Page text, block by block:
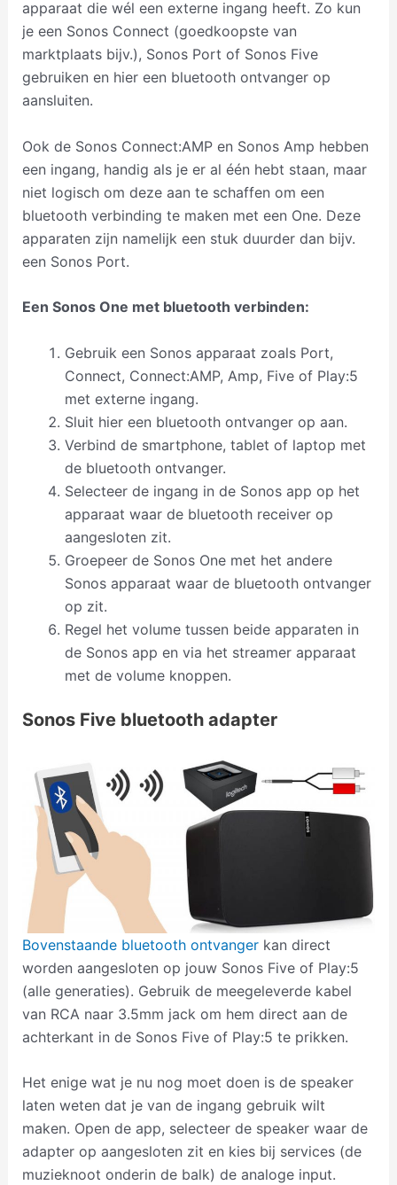
apparaat die wél een externe ingang heeft. Zo kun
je een Sonos Connect (goedkoopste van
marktplaats bijv.), Sonos Port of Sonos Five
gebruiken en hier een bluetooth ontvanger op
aansluiten.
Ook de Sonos Connect:AMP en Sonos Amp hebben
een ingang, handig als je er al één hebt staan, maar
niet logisch om deze aan te schaffen om een
bluetooth verbinding te maken met een One. Deze
apparaten zijn namelijk een stuk duurder dan bijv.
een Sonos Port.
Een Sonos One met bluetooth verbinden:
Gebruik een Sonos apparaat zoals Port,
Connect, Connect:AMP, Amp, Five of Play:5
met externe ingang.
Sluit hier een bluetooth ontvanger op aan.
Verbind de smartphone, tablet of laptop met
de bluetooth ontvanger.
Selecteer de ingang in de Sonos app op het
apparaat waar de bluetooth receiver op
aangesloten zit.
Groepeer de Sonos One met het andere
Sonos apparaat waar de bluetooth ontvanger
op zit.
Regel het volume tussen beide apparaten in
de Sonos app en via het streamer apparaat
met de volume knoppen.
Sonos Five bluetooth adapter
Bovenstaande bluetooth ontvangerkan direct
worden aangesloten op jouw Sonos Five of Play:5
(alle generaties). Gebruik de meegeleverde kabel
van RCA naar 3.5mm jack om hem direct aan de
achterkant in de Sonos Five of Play:5 te prikken.
Het enige wat je nu nog moet doen is de speaker
laten weten dat je van de ingang gebruik wilt
maken. Open de app, selecteer de speaker waar de
adapter op aangesloten zit en kies bij services (de
muzieknoot onderin de balk) de analoge input.